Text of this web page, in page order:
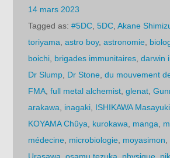
14 mars 2023
Tagged as:#5DC ,5DC ,Akane
toriyama ,astro boy,astronomie
boichi brigades immunitaires ,darwin
Dr Slump Dr Stone ,du mouvement
FMA ,full metal alchemist ,glenat ,
arakawa
inagaki ISHIKAWA Masayuki
KOYAMA Chûya
kurokawa manga
médecine microbiologie moyasimon